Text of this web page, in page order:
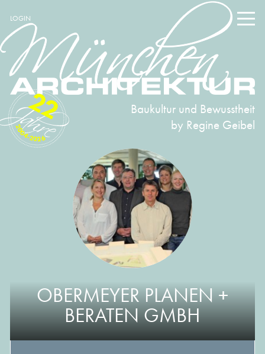
LOGIN
Baukultur und Bewusstheit
by Regine Geibel
2004-2026
22
OBERMEYER PLANEN +
BERATEN GMBH